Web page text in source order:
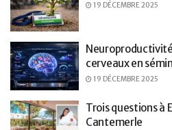
19 DÉCEMBRE 2025
cerveaux en
19 DÉCEMBRE 2025
Trois questions à
Cantemerle